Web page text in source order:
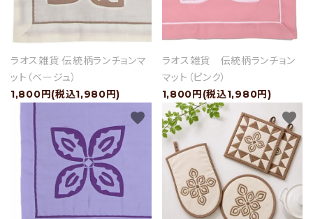
- まとめ買いでお得
- 配送方法・送料について
- 返品について
- 特定商取引法に基づく表記
- プライバシーポリシー
- 会員登録・メルマガ登録
- 運営会社
ラオス雑貨 伝統柄ランチョンマ
ット（ベージュ）
1,800円(税込1,980円)
ラオス雑貨 伝統柄ランチョン
マット（ピンク）
1,800円(税込1,980円)
favorite favorite